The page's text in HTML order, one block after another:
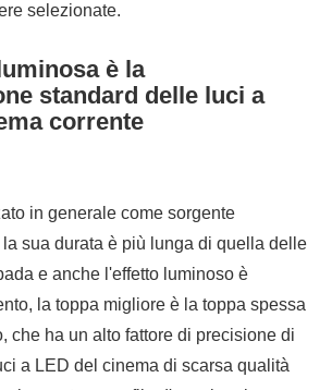
selezionate.
è la
standard delle luci a
corrente
in generale come sorgente
la sua durata è più lunga di quella delle
e anche l'effetto luminoso è
la toppa migliore è la toppa spessa
che ha un alto fattore di precisione di
a LED del cinema di scarsa qualità